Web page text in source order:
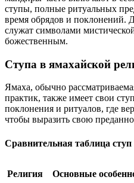
ступы, полные ритуальных
время обрядов и поклонений.
служат символами
божественным.
Ступа в ямахайской
Ямаха, обычно
практик, также имеет свои
поклонения и ритуалов, где
чтобы выразить свою
Сравнительная таблица
Религия Основные